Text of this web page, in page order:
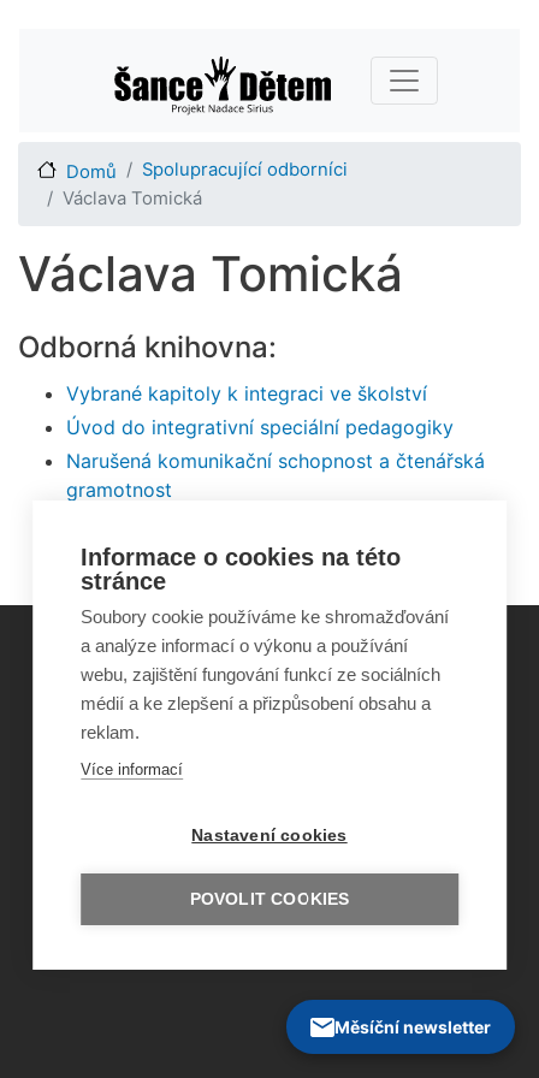
hlavnímu
obsahu
Main navigation
Domů
Spolupracující odborníci
Václava Tomická
Václava Tomická
Odborná knihovna:
Vybrané kapitoly k integraci ve školství
Úvod do integrativní speciální pedagogiky
Narušená komunikační schopnost a čtenářská
gramotnost
©Obecně prospěšná společnost Sirius, o.p.s.
Informace o webu
Ochrana osobních údajů
Měsíční newsletter
Informace o cookies na této
stránce
Soubory cookie používáme ke shromažďování
a analýze informací o výkonu a používání
webu, zajištění fungování funkcí ze sociálních
médií a ke zlepšení a přizpůsobení obsahu a
reklam.
Více informací
Nastavení cookies
POVOLIT COOKIES